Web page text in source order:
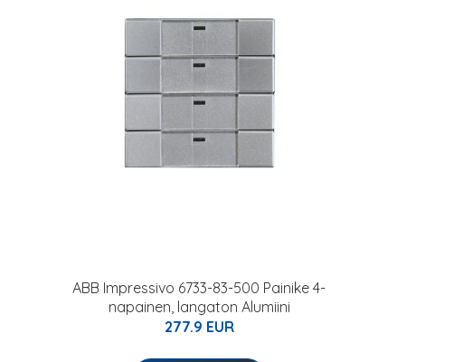
ABB Impressivo 6733-83-500 Painike 4-
napainen, langaton Alumiini
277.9 EUR